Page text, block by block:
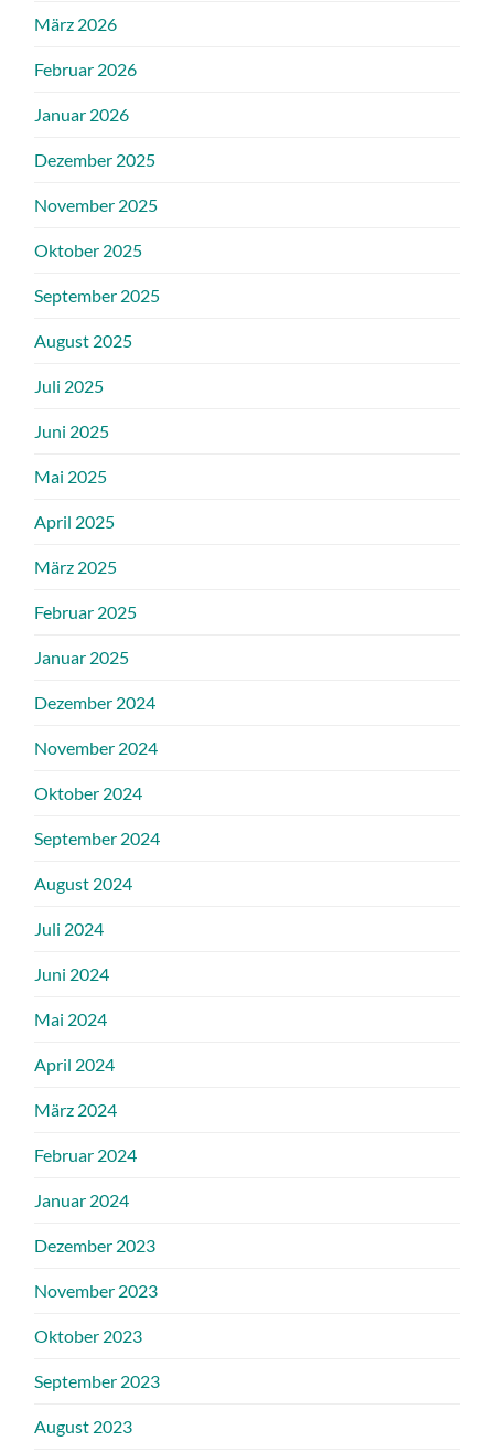
März 2026
Februar 2026
Januar 2026
Dezember 2025
November 2025
Oktober 2025
September 2025
August 2025
Juli 2025
Juni 2025
Mai 2025
April 2025
März 2025
Februar 2025
Januar 2025
Dezember 2024
November 2024
Oktober 2024
September 2024
August 2024
Juli 2024
Juni 2024
Mai 2024
April 2024
März 2024
Februar 2024
Januar 2024
Dezember 2023
November 2023
Oktober 2023
September 2023
August 2023